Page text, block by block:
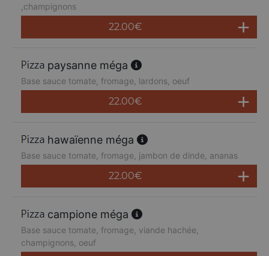
,champignons
22.00€
paysanne méga
Base sauce tomate, fromage, lardons, oeuf
22.00€
hawaïenne méga
Base sauce tomate, fromage, jambon de dinde, ananas
22.00€
campione méga
Base sauce tomate, fromage, viande hachée,
champignons, oeuf